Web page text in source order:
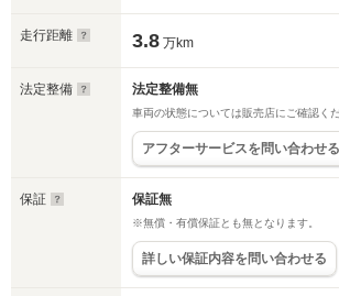
走行距離 3.8 万km
法定整備 法定整備無
車両の状態については販売店にご確認くだ
アフターサービスを問い合わせる
保証 保証無
※無償・有償保証とも無となります。
詳しい保証内容を問い合わせる